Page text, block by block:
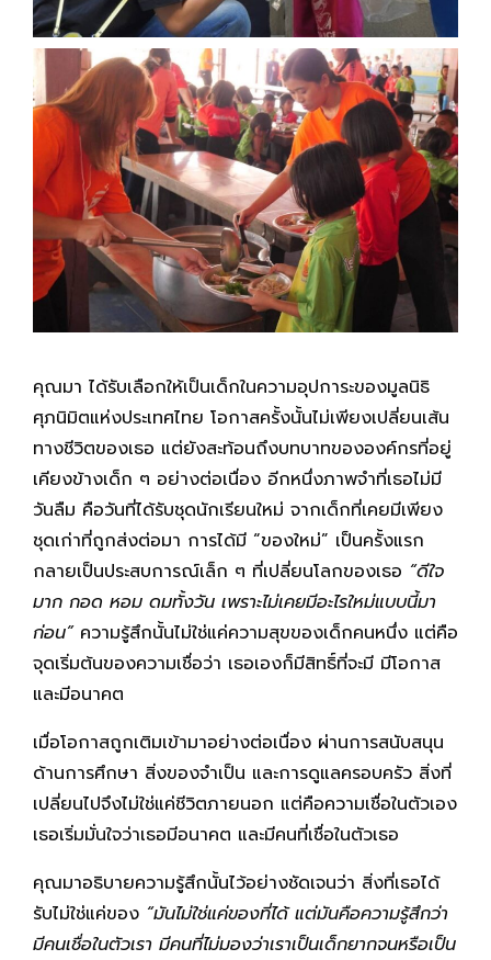
คุณมา ได้รับเลือกให้เป็นเด็กในความอุปการะของมูลนิธิ
ศุภนิมิตแห่งประเทศไทย โอกาสครั้งนั้นไม่เพียงเปลี่ยนเส้น
ทางชีวิตของเธอ แต่ยังสะท้อนถึงบทบาทขององค์กรที่อยู่
เคียงข้างเด็ก ๆ อย่างต่อเนื่อง อีกหนึ่งภาพจำที่เธอไม่มี
วันลืม คือวันที่ได้รับชุดนักเรียนใหม่ จากเด็กที่เคยมีเพียง
ชุดเก่าที่ถูกส่งต่อมา การได้มี “ของใหม่” เป็นครั้งแรก
กลายเป็นประสบการณ์เล็ก ๆ ที่เปลี่ยนโลกของเธอ “ดีใจ
มาก กอด หอม ดมทั้งวัน เพราะไม่เคยมีอะไรใหม่แบบนี้มา
ก่อน”ความรู้สึกนั้นไม่ใช่แค่ความสุขของเด็กคนหนึ่ง แต่คือ
จุดเริ่มต้นของความเชื่อว่า เธอเองก็มีสิทธิ์ที่จะมี มีโอกาส
และมีอนาคต
เมื่อโอกาสถูกเติมเข้ามาอย่างต่อเนื่อง ผ่านการสนับสนุน
ด้านการศึกษา สิ่งของจำเป็น และการดูแลครอบครัว สิ่งที่
เปลี่ยนไปจึงไม่ใช่แค่ชีวิตภายนอก แต่คือความเชื่อในตัวเอง
เธอเริ่มมั่นใจว่าเธอมีอนาคต และมีคนที่เชื่อในตัวเธอ
คุณมาอธิบายความรู้สึกนั้นไว้อย่างชัดเจนว่า สิ่งที่เธอได้
รับไม่ใช่แค่ของ “มันไม่ใช่แค่ของที่ได้ แต่มันคือความรู้สึกว่า
มีคนเชื่อในตัวเรา มีคนที่ไม่มองว่าเราเป็นเด็กยากจนหรือเป็น